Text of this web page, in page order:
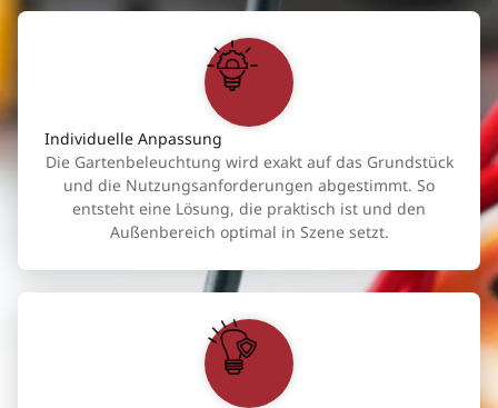
Individuelle Anpassung
Die Gartenbeleuchtung wird exakt auf das Grundstück
und die Nutzungsanforderungen abgestimmt. So
entsteht eine Lösung, die praktisch ist und den
Außenbereich optimal in Szene setzt.